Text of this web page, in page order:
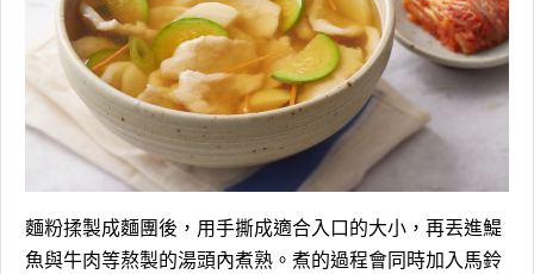
麵粉揉製成麵團後，用手撕成適合入口的大小，再丟進鯷
魚與牛肉等熬製的湯頭內煮熟。煮的過程會同時加入馬鈴